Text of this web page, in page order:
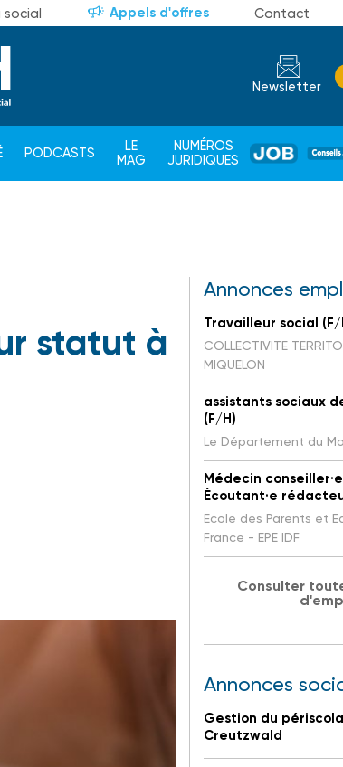
social Appels d'offres Contact
Newsletter
PODCASTS
LE
MAG
NUMÉROS
JURIDIQUES
JOB
statut à
Annonces
Travailleur social (F/
COLLECTIVITE
MIQUELON
assistants sociaux
(F/H)
Le Département du
Médecin
Écoutant·e
Ecole des Parents et
France - EPE IDF
Consulter
Annonces
Gestion du
Creutzwald